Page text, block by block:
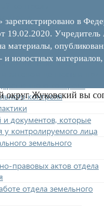
акты (НПА),
муниципального
причинения вреда
контроля
и документов, которые
у контролируемого лица
земельного
правовых актов отдела
отдела земельного
зарегистрировано в
Учредитель
материалы,
новостных
округ Жуковский вы